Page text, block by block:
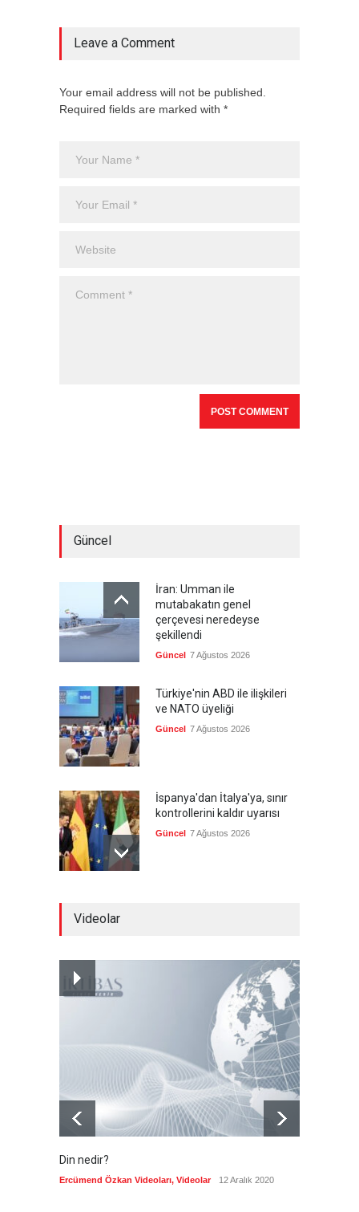
Leave a Comment
Your email address will not be published.
Required fields are marked with *
Güncel
İran: Umman ile
mutabakatın genel
çerçevesi neredeyse
şekillendi
Güncel 7 Ağustos 2026
Türkiye'nin ABD ile ilişkileri
ve NATO üyeliği
Güncel 7 Ağustos 2026
İspanya'dan İtalya'ya, sınır
kontrollerini kaldır uyarısı
Güncel 7 Ağustos 2026
Fransa'nın sosyal medyaya
yasak talebine ABD'den sert
Güncel 7 Ağustos 2026
Videolar
Din nedir?
Ercümend Özkan Videoları, Videolar 12 Aralık 2020